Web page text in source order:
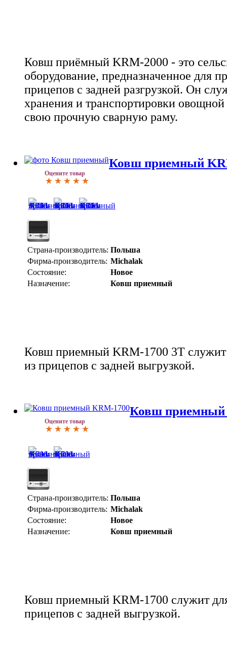
Ковш приёмный KRM-2000 - это
оборудование, предназначенное для
прицепов с задней разгрузкой. Он
хранения и транспортировки
свою прочную сварную раму.
Оцените товар
Ковш приемный
Страна-производитель: Польша
Фирма-производитель: Michalak
Состояние:
Новое
Назначение:
Ковш приемный
Ковш приемный KRM-1700 3Т
из прицепов с задней выгрузкой.
Оцените товар
Ковш приемный
Страна-производитель: Польша
Фирма-производитель: Michalak
Состояние:
Новое
Назначение:
Ковш приемный
Ковш приемный KRM-1700 служит
прицепов с задней выгрузкой.